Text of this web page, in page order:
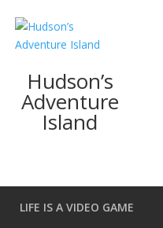
Hudson’s
Adventure
Island
LIFE IS A VIDEO GAME